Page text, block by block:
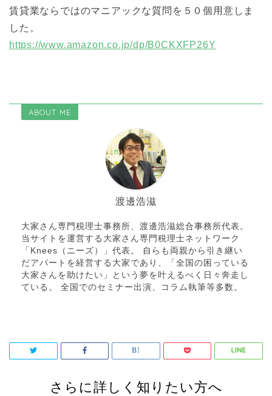
賃貸業ならではのマニアックな質問を５０個用意しま
した。
https://www.amazon.co.jp/dp/B0CKXFP26Y
ABOUT ME
渡邊浩滋
大家さん専門税理士事務所、渡邊浩滋総合事務所代表。
当サイトを運営する大家さん専門税理士ネットワーク
「Knees（ニーズ）」代表。 自らも両親から引き継い
だアパートを経営する大家であり、「全国の困っている
大家さんを助けたい」という夢を叶えるべく日々奔走し
ている。 全国でのセミナー出演、コラム執筆等多数。
さらに詳しく知りたい方へ